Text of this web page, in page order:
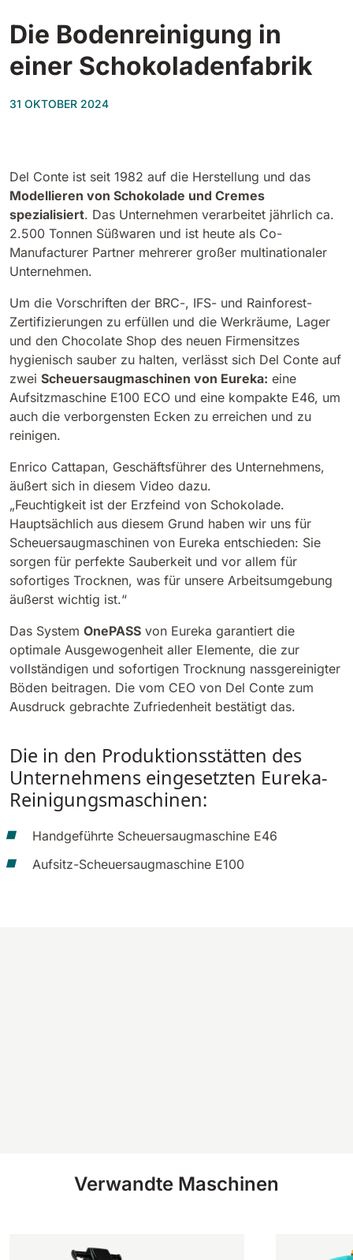
550 mm 2200 m²/h
610 mm 2625 m²/h
E71
E81
810 mm 3645 m²/h
Aufsitz-Scheuersaugmaschinen
Alle anzeigen
E65
650 mm 3900 m²/h
E75
760 mm 4560 m²/h
830 mm 4980 m²/h
E85
E100
1000 mm 7500 m²/h
1100 mm 8800 m²/h
1055 mm 5800 m²/h
Rider 1201
1200 mm
1200 mm 7865 m²/h
Xtrema
1400 mm 12600 m²/h
Magnum
1570 mm 18840 m²/h
Bull 200
2100 mm 29400 m²/h
Die Bodenreinigung in
einer Schokoladenfabrik
31 OKTOBER 2024
Del Conte ist seit 1982 auf die Herstellung und das
Modellieren von Schokolade und Cremes
spezialisiert. Das Unternehmen verarbeitet jährlich ca.
2.500 Tonnen Süßwaren und ist heute als Co-
Manufacturer Partner mehrerer großer multinationaler
Unternehmen.
Um die Vorschriften der BRC-, IFS- und Rainforest-
Zertifizierungen zu erfüllen und die Werkräume, Lager
und den Chocolate Shop des neuen Firmensitzes
hygienisch sauber zu halten, verlässt sich Del Conte auf
zwei Scheuersaugmaschinen von Eureka: eine
Aufsitzmaschine E100 ECO und eine kompakte E46, um
auch die verborgensten Ecken zu erreichen und zu
reinigen.
Enrico Cattapan, Geschäftsführer des Unternehmens,
äußert sich in diesem Video dazu.
„Feuchtigkeit ist der Erzfeind von Schokolade.
Hauptsächlich aus diesem Grund haben wir uns für
Scheuersaugmaschinen von Eureka entschieden: Sie
sorgen für perfekte Sauberkeit und vor allem für
sofortiges Trocknen, was für unsere Arbeitsumgebung
äußerst wichtig ist.“
Das System OnePASS von Eureka garantiert die
optimale Ausgewogenheit aller Elemente, die zur
vollständigen und sofortigen Trocknung nassgereinigter
Böden beitragen. Die vom CEO von Del Conte zum
Ausdruck gebrachte Zufriedenheit bestätigt das.
Die in den Produktionsstätten des
Unternehmens eingesetzten Eureka-
Reinigungsmaschinen:
Handgeführte Scheuersaugmaschine E46
Aufsitz-Scheuersaugmaschine E100
Verwandte Maschinen